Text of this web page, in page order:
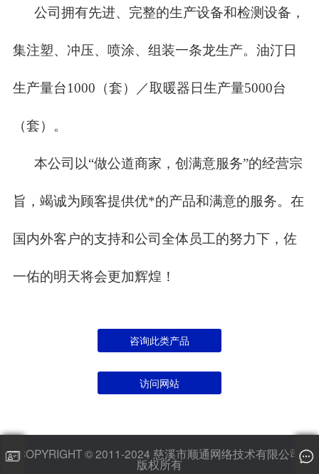
公司拥有先进、完整的生产设备和检测设备，
集注塑、冲压、喷涂、组装一条龙生产。油汀日
生产量台1000（套）／取暖器日生产量5000台
（套）。
本公司以“做公道商家，创满意服务”的经营宗
旨，竭诚为顾客提供优*的产品和满意的服务。在
国内外客户的支持和公司全体员工的努力下，佐
一佑的明天将会更加辉煌！
咨询此类产品
访问网站
COPYRIGHT © 2011-2024 慈溪市顺通网络技术有限公司
版权所有